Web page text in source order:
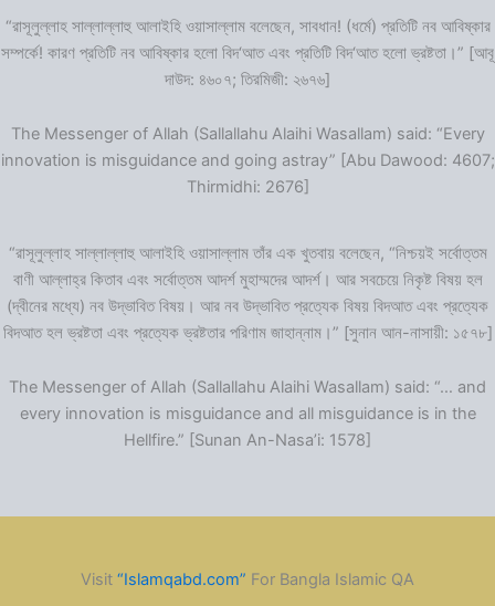
“রাসূলুল্লাহ সাল্লাল্লাহু আলাইহি ওয়াসাল্লাম বলেছেন, সাবধান! (ধর্মে) প্রতিটি নব আবিষ্কার
সম্পর্কে! কারণ প্রতিটি নব আবিষ্কার হলো বিদ‘আত এবং প্রতিটি বিদ‘আত হলো ভ্রষ্টতা।” [আবূ
দাউদ: ৪৬০৭; তিরমিজী: ২৬৭৬]
The Messenger of Allah (Sallallahu Alaihi Wasallam) said: “Every
innovation is misguidance and going astray” [Abu Dawood: 4607;
Thirmidhi: 2676]
“রাসূলুল্লাহ সাল্লাল্লাহু আলাইহি ওয়াসাল্লাম তাঁর এক খুতবায় বলেছেন, “নিশ্চয়ই সর্বোত্তম
বাণী আল্লাহ্‌র কিতাব এবং সর্বোত্তম আদর্শ মুহাম্মদের আদর্শ। আর সবচেয়ে নিকৃষ্ট বিষয় হল
(দ্বীনের মধ্যে) নব উদ্ভাবিত বিষয়। আর নব উদ্ভাবিত প্রত্যেক বিষয় বিদআত এবং প্রত্যেক
বিদআত হল ভ্রষ্টতা এবং প্রত্যেক ভ্রষ্টতার পরিণাম জাহান্নাম।” [সুনান আন-নাসায়ী: ১৫৭৮]
The Messenger of Allah (Sallallahu Alaihi Wasallam) said: “… and
every innovation is misguidance and all misguidance is in the
Hellfire.” [Sunan An-Nasa’i: 1578]
Visit “Islamqabd.com” For Bangla Islamic QA